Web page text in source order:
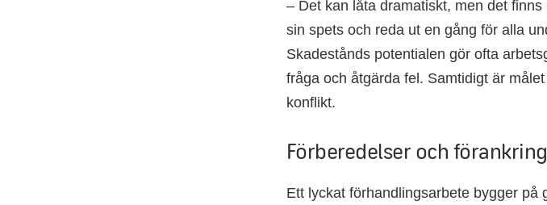
– Det kan låta dramatiskt, men det
sin spets och reda ut en gång för alla
Skadestånds potentialen gör ofta
fråga och åtgärda fel. Samtidigt är
konflikt.
Förberedelser och förankring
Ett lyckat förhandlingsarbete bygger på